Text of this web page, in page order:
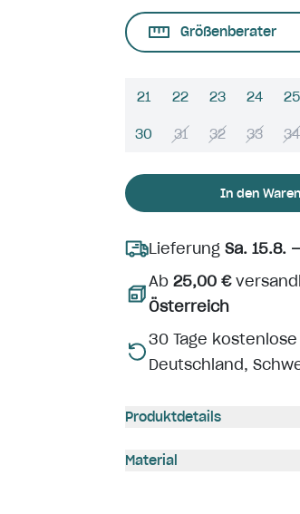
Größenberater
21 22 23 24 25
30 31 32 33 34
In den
Lieferung Sa. 15.8.
Ab 25,00 €
Österreich
30 Tage
Deutschland,
Produktdetails
Material